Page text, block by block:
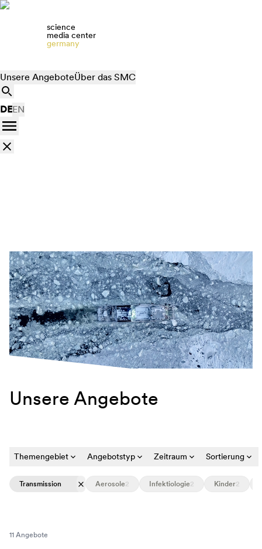
science
media center
germany
Unsere AngeboteÜber das SMC
DEEN
Unsere Angebote
Themengebiet Angebotstyp Zeitraum Sortierung
Transmission Aerosole2 Infektiologie2 Kinder2
11 Angebote